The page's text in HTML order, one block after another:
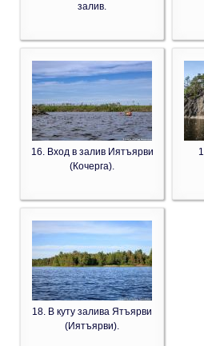
залив.
16. Вход в залив Иятъярви
(Кочерга).
18. В куту залива Ятъярви
(Иятъярви).